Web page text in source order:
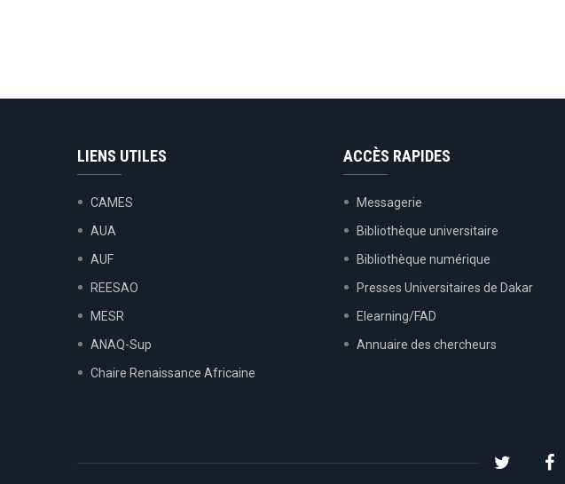
LIENS UTILES
CAMES
AUA
AUF
REESAO
MESR
ANAQ-Sup
Chaire Renaissance Africaine
ACCÈS RAPIDES
Messagerie
Bibliothèque universitaire
Bibliothèque numérique
Presses Universitaires de Dakar
Elearning/FAD
Annuaire des chercheurs